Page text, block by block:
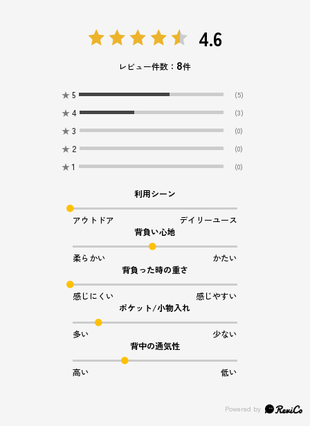
4.6
レビュー件数： 8件
★ 5 (5)
★ 4 (3)
★ 3 (0)
★ 2 (0)
★ 1 (0)
利用シーン
アウトドア
デイリーユース
背負い心地
柔らかい
かたい
背負った時の重さ
感じにくい
感じやすい
ポケット/小物入れ
多い
少ない
背中の通気性
高い 低い